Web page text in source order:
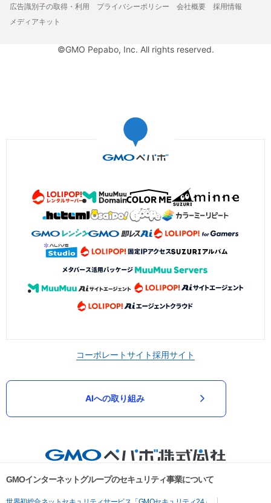
広告識別子の取得・利用
プライバシーポリシー 会社概要
採用情報
メディアキット
©GMO Pepabo, Inc. All rights reserved.
コーポレートサイト採用サイト
AIへの取り組み
GMOインターネットグループのセキュリティ事業について